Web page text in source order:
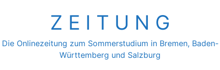
Z E I T U N G
Die Onlinezeitung zum Sommerstudium in Bremen, Baden-
Württemberg und Salzburg